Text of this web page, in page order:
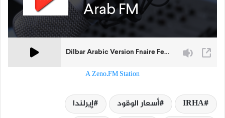
A Zeno.FM Station
IRHA أسعار الوقود
إيرلندا